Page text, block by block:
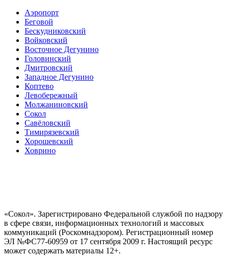
Аэропорт
Беговой
Бескудниковский
Войковский
Восточное Дегунино
Головинский
Дмитровский
Западное Дегунино
Коптево
Левобережный
Молжаниновский
Сокол
Савёловский
Тимирязевский
Хорошевский
Ховрино
«Сокол». Зарегистрировано Федеральной службой по надзору
в сфере связи, информационных технологий и массовых
коммуникаций (Роскомнадзором). Регистрационный номер
ЭЛ №ФС77-60959 от 17 сентября 2009 г. Настоящий ресурс
может содержать материалы 12+.